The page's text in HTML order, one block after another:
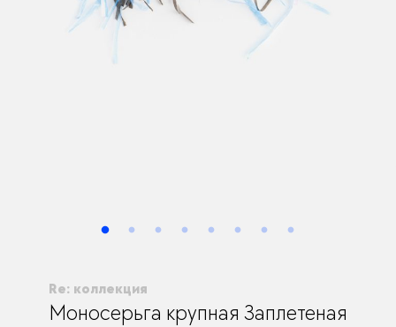
Re: коллекция
Моносерьга крупная Заплетеная